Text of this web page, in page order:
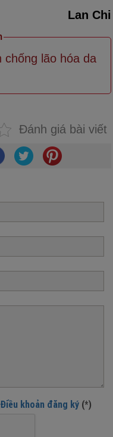
Lan Chi
chống lão hóa da
Đánh giá bài viết
Điều khoản đăng ký (*)